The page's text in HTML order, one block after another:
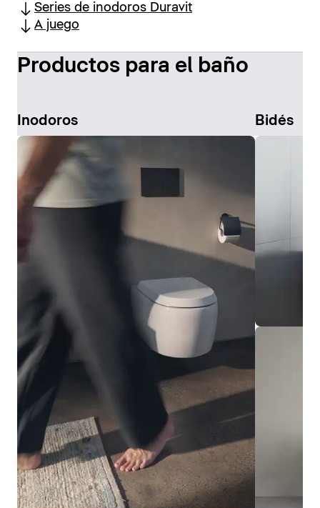
Series de inodoros Duravit
A juego
Productos para el baño
Inodoros Bidés